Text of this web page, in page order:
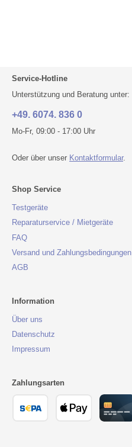
Service-Hotline
Unterstützung und Beratung unter:
+49. 6074. 836 0
Mo-Fr, 09:00 - 17:00 Uhr
Oder über unser Kontaktformular.
Shop Service
Testgeräte
Reparaturservice / Mietgeräte
FAQ
Versand und Zahlungsbedingungen
AGB
Information
Über uns
Datenschutz
Impressum
Zahlungsarten